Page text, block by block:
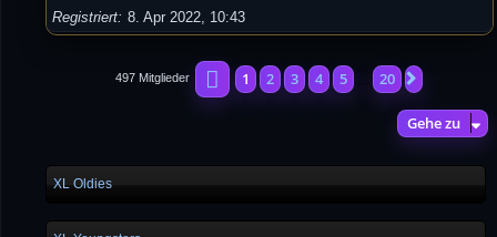
Registriert 8. Apr 2022, 10:43
497 Mitglieder Seite1von20
1 2 3 4 5 20
Gehe zu
XL Oldies